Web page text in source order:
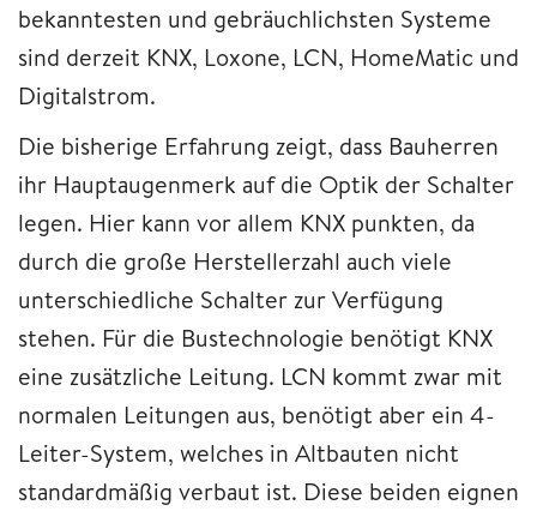
bekanntesten und gebräuchlichsten Systeme
sind derzeit KNX, Loxone, LCN, HomeMatic und
Digitalstrom.
Die bisherige Erfahrung zeigt, dass Bauherren
ihr Hauptaugenmerk auf die Optik der Schalter
legen. Hier kann vor allem KNX punkten, da
durch die große Herstellerzahl auch viele
unterschiedliche Schalter zur Verfügung
stehen. Für die Bustechnologie benötigt KNX
eine zusätzliche Leitung. LCN kommt zwar mit
normalen Leitungen aus, benötigt aber ein 4-
Leiter-System, welches in Altbauten nicht
standardmäßig verbaut ist. Diese beiden eignen